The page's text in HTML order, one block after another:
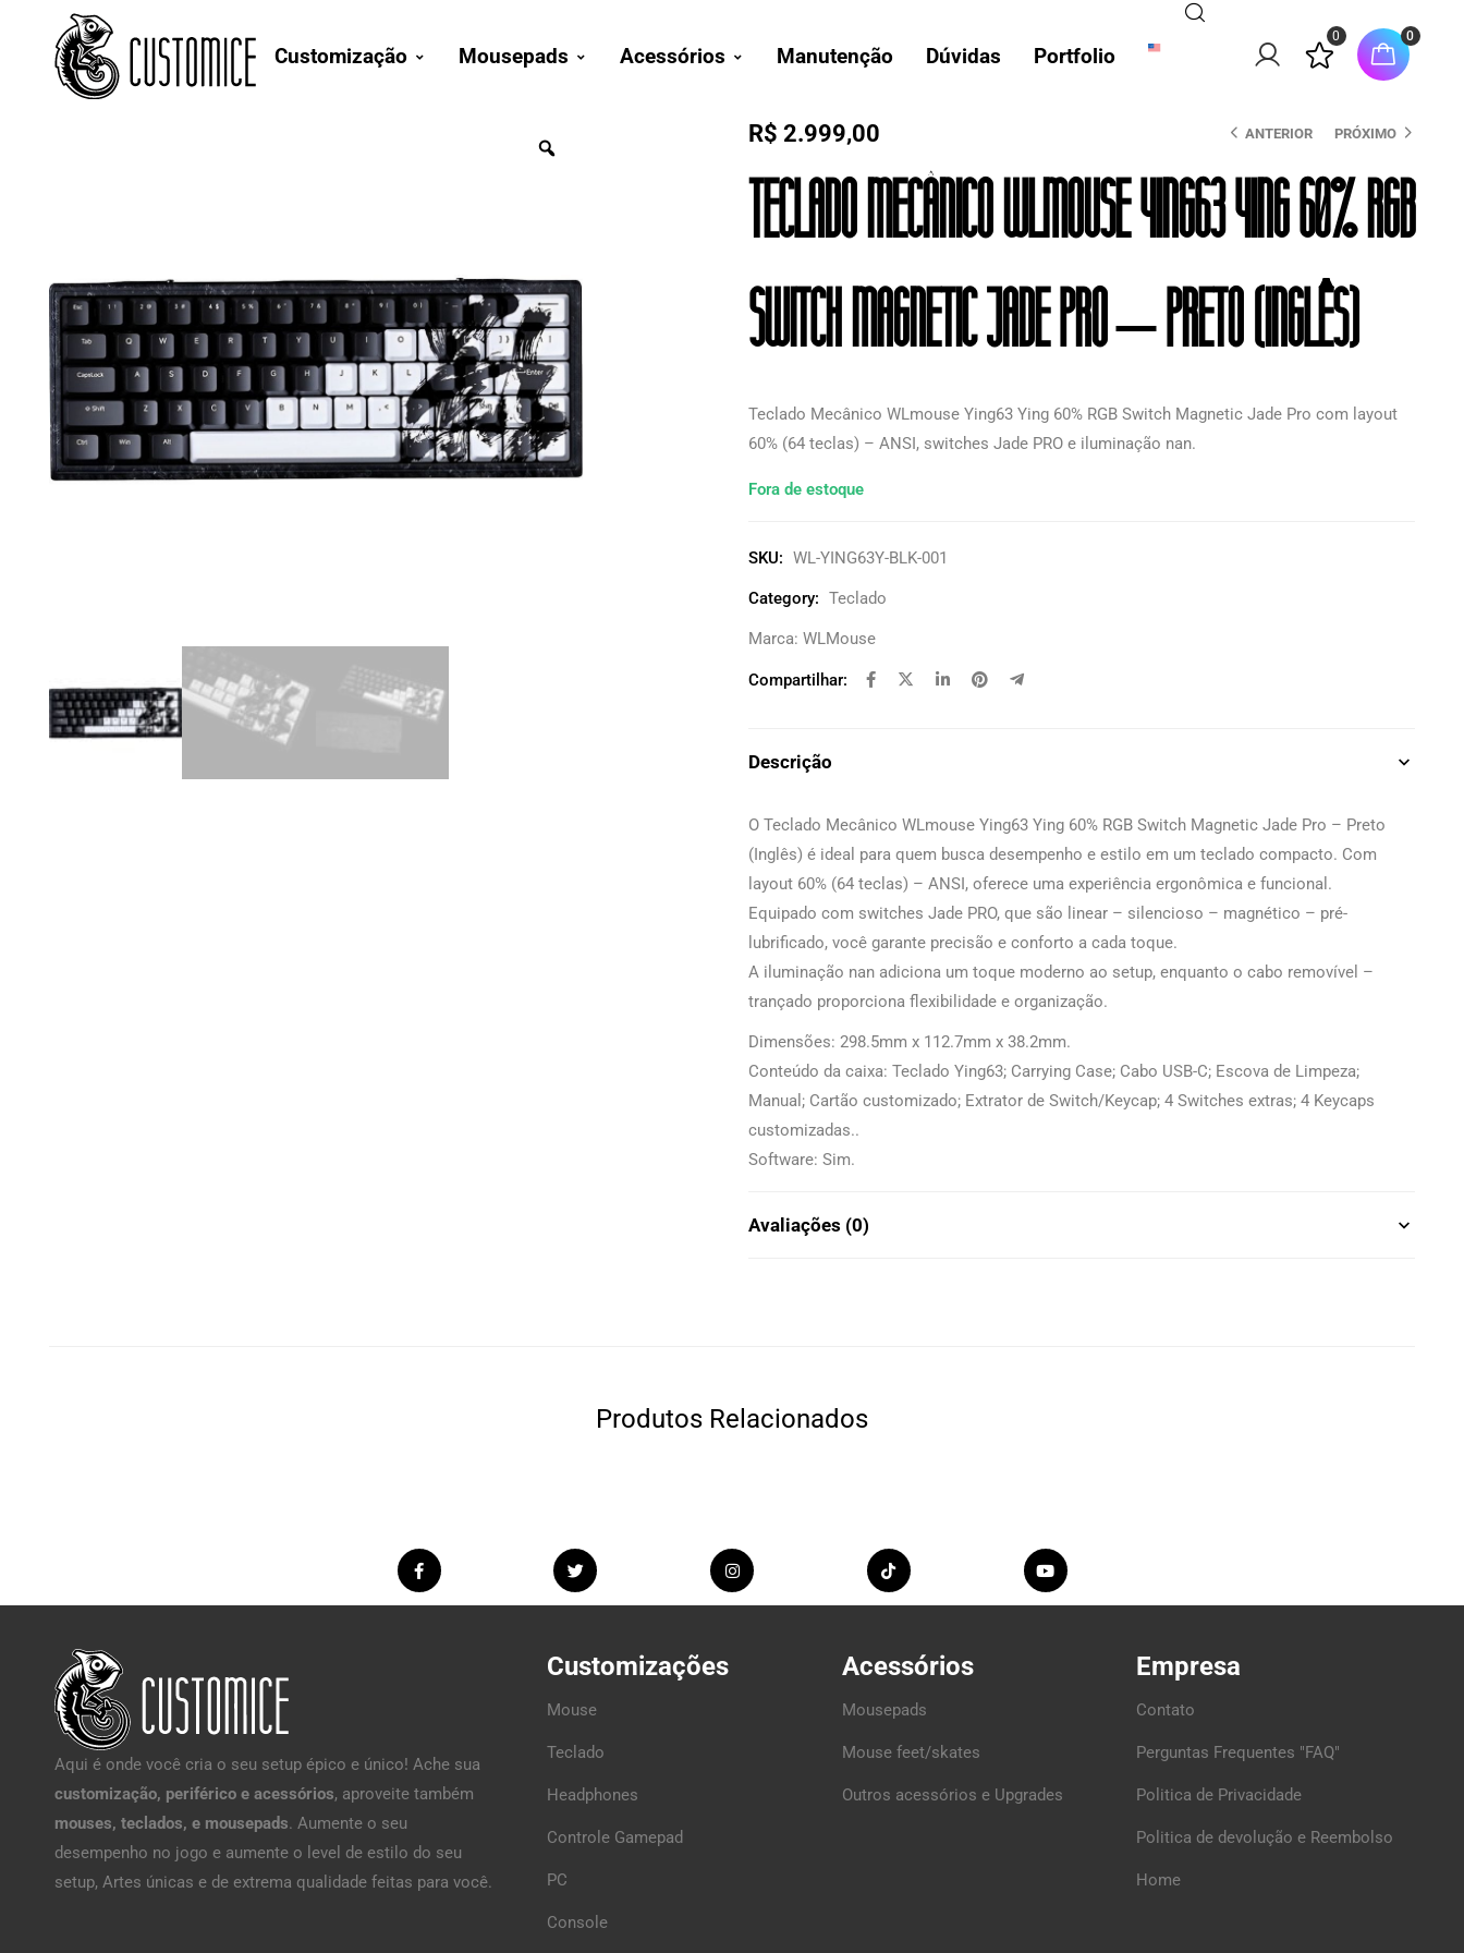
Customização Mousepads Acessórios Manutenção Dúvidas Portfolio
0 0
ANTERIOR PRÓXIMO
R$ 2.999,00
Teclado Mecânico WLmouse Ying63 Ying 60% RGB
Switch Magnetic Jade Pro – Preto (Inglês)
Teclado Mecânico WLmouse Ying63 Ying 60% RGB Switch Magnetic Jade Pro com layout
60% (64 teclas) – ANSI, switches Jade PRO e iluminação nan.
Fora de estoque
SKU: WL-YING63Y-BLK-001
Category: Teclado
Marca: WLMouse
Compartilhar:
Descrição
O Teclado Mecânico WLmouse Ying63 Ying 60% RGB Switch Magnetic Jade Pro – Preto
(Inglês) é ideal para quem busca desempenho e estilo em um teclado compacto. Com
layout 60% (64 teclas) – ANSI, oferece uma experiência ergonômica e funcional.
Equipado com switches Jade PRO, que são linear – silencioso – magnético – pré-
lubrificado, você garante precisão e conforto a cada toque.
A iluminação nan adiciona um toque moderno ao setup, enquanto o cabo removível –
trançado proporciona flexibilidade e organização.
Dimensões: 298.5mm x 112.7mm x 38.2mm.
Conteúdo da caixa: Teclado Ying63; Carrying Case; Cabo USB-C; Escova de Limpeza;
Manual; Cartão customizado; Extrator de Switch/Keycap; 4 Switches extras; 4 Keycaps
customizadas..
Software: Sim.
Avaliações (0)
Produtos Relacionados
Aqui é onde você cria o seu setup épico e único! Ache sua
customização, periférico e acessórios, aproveite também
mouses, teclados, e mousepads. Aumente o seu
desempenho no jogo e aumente o level de estilo do seu
setup, Artes únicas e de extrema qualidade feitas para você.
Customizações
Mouse
Teclado
Headphones
Controle Gamepad
PC
Console
Acessórios
Mousepads
Mouse feet/skates
Outros acessórios e Upgrades
Empresa
Contato
Perguntas Frequentes "FAQ"
Politica de Privacidade
Politica de devolução e Reembolso
Home